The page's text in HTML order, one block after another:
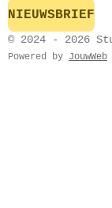
NIEUWSBRIEF
© 2024 - 2026
Powered by JouwWeb